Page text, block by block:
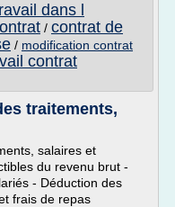
dans l
/ contrat de
/ modification contrat
contrat
traitements,
salaires et
du revenu brut -
- Déduction des
frais de repas